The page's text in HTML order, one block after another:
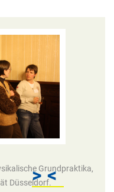
<
>Grundpraktika,
Düsseldorf.